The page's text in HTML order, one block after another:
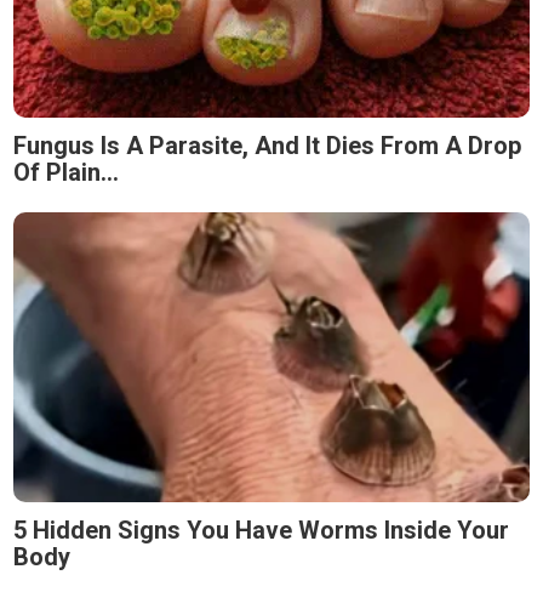
Fungus Is A Parasite, And It Dies From A Drop
Of Plain...
5 Hidden Signs You Have Worms Inside Your
Body